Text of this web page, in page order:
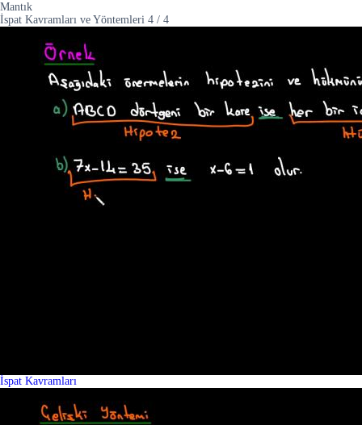
Mantık
İspat Kavramları ve Yöntemleri 4 / 4
İspat Kavramları